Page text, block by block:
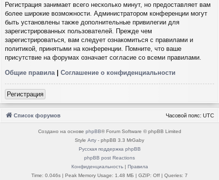
Регистрация занимает всего несколько минут, но предоставляет вам
более широкие возможности. Администратором конференции могут
быть установлены также дополнительные привилегии для
зарегистрированных пользователей. Прежде чем
зарегистрироваться, вам следует ознакомиться с правилами и
политикой, принятыми на конференции. Помните, что ваше
присутствие на форумах означает согласие со всеми правилами.
Общие правила | Соглашение о конфиденциальности
Регистрация
Список форумов Часовой пояс: UTC
Создано на основе phpBB® Forum Software © phpBB Limited
Style Arty - phpBB 3.3 MrGaby
Русская поддержка phpBB
phpBB post Reactions
Конфиденциальность| Правила
Time: 0.046s | Peak Memory Usage: 1.48 МБ | GZIP: Off | Queries: 7